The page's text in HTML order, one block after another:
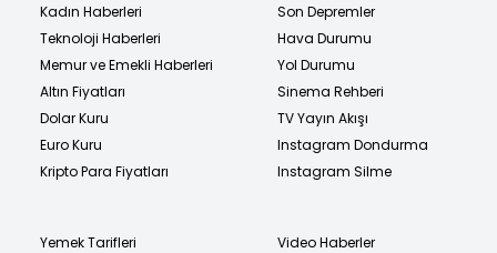
Kadın Haberleri
Teknoloji Haberleri
Memur ve Emekli Haberleri
Altın Fiyatları
Dolar Kuru
Euro Kuru
Kripto Para Fiyatları
Son Depremler
Hava Durumu
Yol Durumu
Sinema Rehberi
TV Yayın Akışı
Instagram Dondurma
Instagram Silme
Yemek Tarifleri
Video Haberler